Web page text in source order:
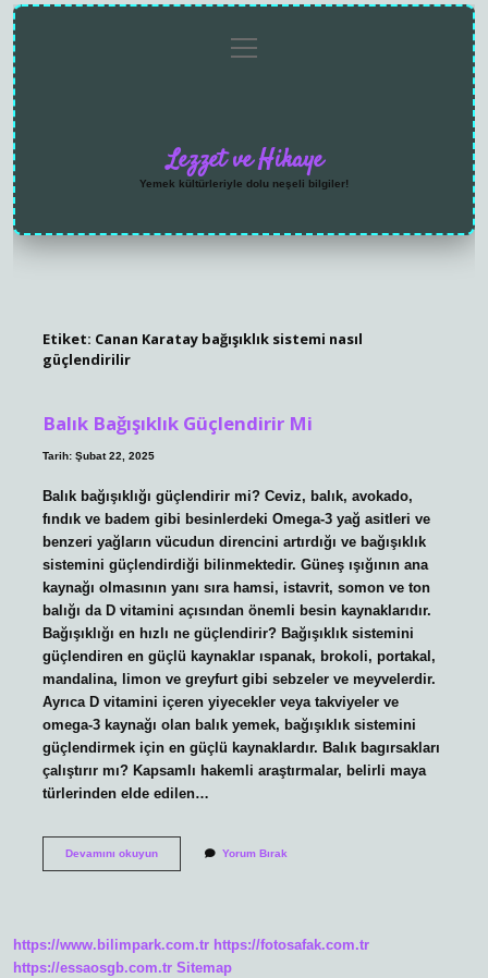
menüyü
aç
Lezzet ve Hikaye
Yemek kültürleriyle dolu neşeli bilgiler!
Etiket: Canan Karatay bağışıklık sistemi nasıl
güçlendirilir
Balık Bağışıklık Güçlendirir Mi
Tarih: Şubat 22, 2025
Balık bağışıklığı güçlendirir mi? Ceviz, balık, avokado,
fındık ve badem gibi besinlerdeki Omega-3 yağ asitleri ve
benzeri yağların vücudun direncini artırdığı ve bağışıklık
sistemini güçlendirdiği bilinmektedir. Güneş ışığının ana
kaynağı olmasının yanı sıra hamsi, istavrit, somon ve ton
balığı da D vitamini açısından önemli besin kaynaklarıdır.
Bağışıklığı en hızlı ne güçlendirir? Bağışıklık sistemini
güçlendiren en güçlü kaynaklar ıspanak, brokoli, portakal,
mandalina, limon ve greyfurt gibi sebzeler ve meyvelerdir.
Ayrıca D vitamini içeren yiyecekler veya takviyeler ve
omega-3 kaynağı olan balık yemek, bağışıklık sistemini
güçlendirmek için en güçlü kaynaklardır. Balık bagırsakları
çalıştırır mı? Kapsamlı hakemli araştırmalar, belirli maya
türlerinden elde edilen…
Devamını okuyunBalık
Yorum Bırak
https://www.bilimpark.com.tr https://fotosafak.com.tr
https://essaosgb.com.tr Sitemap